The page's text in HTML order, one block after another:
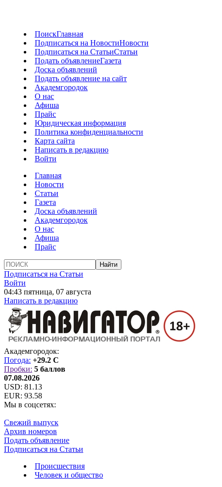
ПоискГлавная
Подписаться на НовостиНовости
Подписаться на СтатьиСтатьи
Подать объявлениеГазета
Доска объявлений
Подать объявление на сайт
Академгородок
О нас
Афиша
Прайс
Юридическая информация
Политика конфиденциальности
Карта сайта
Написать в редакцию
Войти
Главная
Новости
Статьи
Газета
Доска объявлений
Академгородок
О нас
Афиша
Прайс
Подписаться на Статьи
Войти
04:43 пятница, 07 августа
Написать в редакцию
Академгородок:
Погода: +29.2 C
Пробки: 5 баллов
07.08.2026
USD: 81.13
EUR: 93.58
Мы в соцсетях:
Свежий выпуск
Архив номеров
Подать объявление
Подписаться на Статьи
Происшествия
Человек и общество